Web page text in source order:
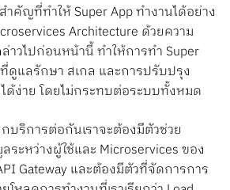
คัญที่ทำให้ Super App ทำงานได้อย่าง
Architecture ด้วยความ
าวไปก่อนหน้านี้ ทำให้การทำ Super
ดูแลรักษา สเกล และการปรับปรุง
ด้ง่าย โดยไม่กระทบต่อระบบทั้งหมด
ริการต่อกันเราจะต้องมีตัวช่วย
ะหว่างผู้ใช้และ Microservices ของ
Gateway และต้องมีตัวที่จัดการการ